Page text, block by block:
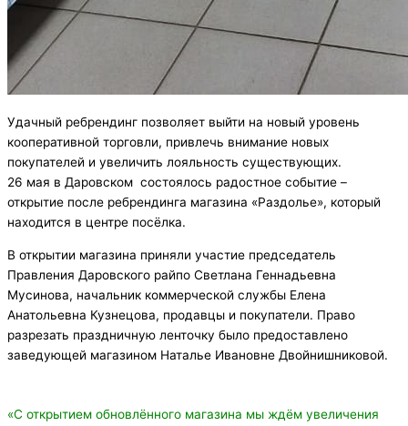
Удачный ребрендинг позволяет выйти на новый уровень
кооперативной торговли, привлечь внимание новых
покупателей и увеличить лояльность существующих.
26 мая в Даровском состоялось радостное событие –
открытие после ребрендинга магазина «Раздолье», который
находится в центре посёлка.
В открытии магазина приняли участие председатель
Правления Даровского райпо Светлана Геннадьевна
Мусинова, начальник коммерческой службы Елена
Анатольевна Кузнецова, продавцы и покупатели. Право
разрезать праздничную ленточку было предоставлено
заведующей магазином Наталье Ивановне Двойнишниковой.
«С открытием обновлённого магазина мы ждём увеличения